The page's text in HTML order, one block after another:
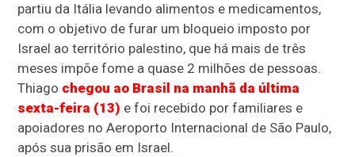
partiu da Itália levando alimentos e medicamentos,
com o objetivo de furar um bloqueio imposto por
Israel ao território palestino, que há mais de três
meses impõe fome a quase 2 milhões de pessoas.
Thiago chegou ao Brasil na manhã da última
sexta-feira (13) e foi recebido por familiares e
apoiadores no Aeroporto Internacional de São Paulo,
após sua prisão em Israel.